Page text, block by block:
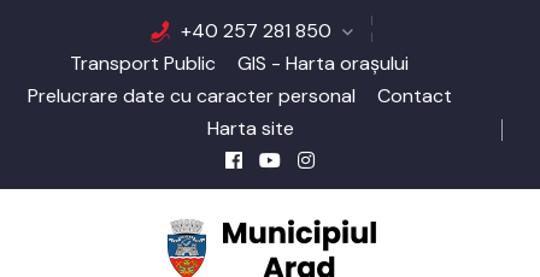
+40 257 281 850
Transport Public
GIS - Harta orașului
Prelucrare date cu caracter personal
Contact
Harta site